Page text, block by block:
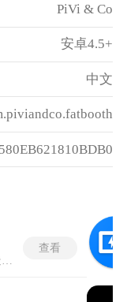
PiVi & Co
安卓4.5+
中文
查看